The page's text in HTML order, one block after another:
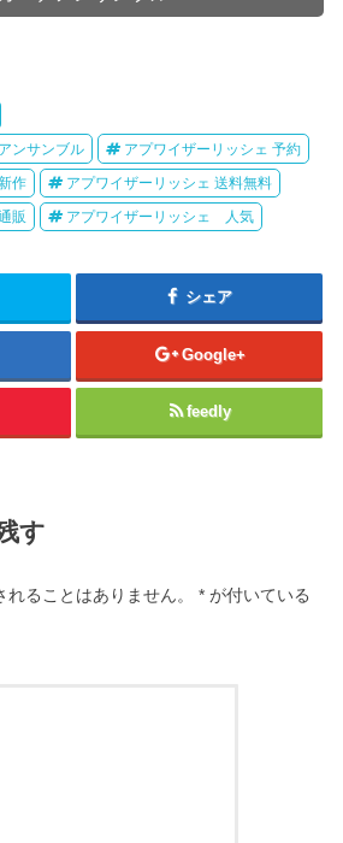
ンサンブル アプワイザーリッシェ 予約
作 アプワイザーリッシェ 送料無料
販 アプワイザーリッシェ 人気
シェア
Google+
feedly
す
ることはありません。 * が付いている